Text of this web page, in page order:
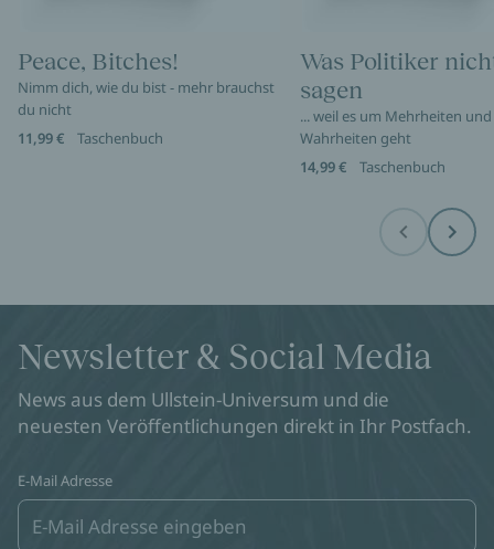
Peace, Bitches!
Nimm dich, wie du bist - mehr brauchst
du nicht
11,99 €
Taschenbuch
Was Politiker
sagen
... weil es um Mehrheiten
Wahrheiten geht
14,99 €
Taschenbuch
Before Next
Newsletter & Social Media
News aus dem Ullstein-Universum und die
neuesten Veröffentlichungen direkt in Ihr Postfach.
E-Mail Adresse